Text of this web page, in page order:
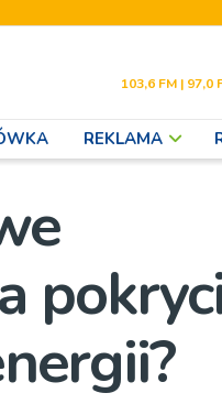
103,6 FM | 97,0
REKLAMA